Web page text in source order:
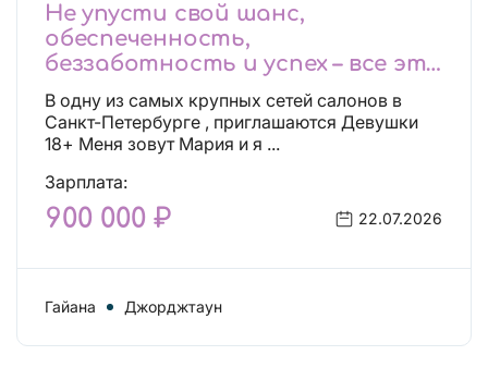
Не упусти свой шанс,
обеспеченность,
беззаботность и успех – все это
будет уже завтра, поспеши!
Лучшие условия!
В одну из самых крупных сетей салонов в
Санкт-Петербурге , приглашаются Девушки
18+ Меня зовут Мария и я ...
Зарплата:
900 000 ₽ 22.07.2026
Гайана Джорджтаун